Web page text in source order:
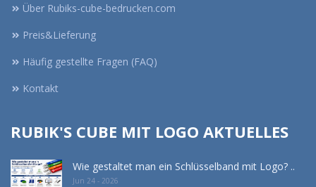
Über Rubiks-cube-bedrucken.com
Preis&Lieferung
Häufig gestellte Fragen (FAQ)
Kontakt
RUBIK'S CUBE MIT LOGO AKTUELLES
Wie gestaltet man ein Schlüsselband mit Logo? ..
Jun 24 - 2026